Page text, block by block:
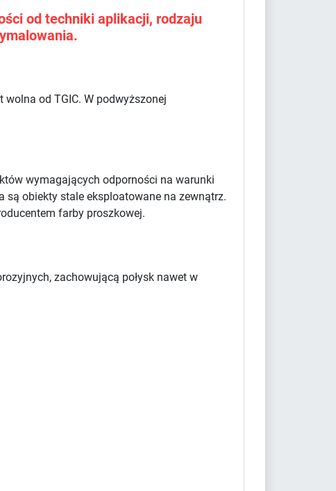
od techniki aplikacji, rodzaju
od TGIC. W podwyższonej
wymagających odporności na warunki
są obiekty stale eksploatowane na zewnątrz.
farby proszkowej.
zachowującą połysk nawet w